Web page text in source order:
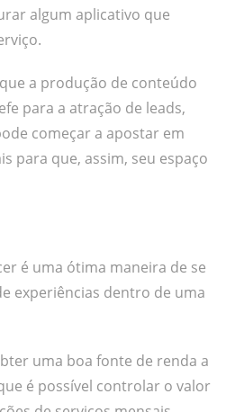
algum aplicativo que
a produção de conteúdo
para a atração de leads,
começar a apostar em
para que, assim, seu espaço
é uma ótima maneira de se
experiências dentro de uma
uma boa fonte de renda a
é possível controlar o valor